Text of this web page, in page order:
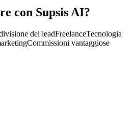
con Supsis AI?
dei leadFreelanceTecnologia
Commissioni vantaggiose